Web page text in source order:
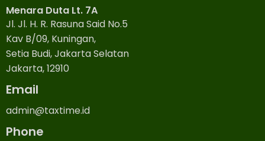
Menara Duta Lt. 7A
Jl. Jl. H. R. Rasuna Said No.5
Kav B/09, Kuningan,
Setia Budi, Jakarta Selatan
Jakarta, 12910
Email
admin@taxtime.id
Phone